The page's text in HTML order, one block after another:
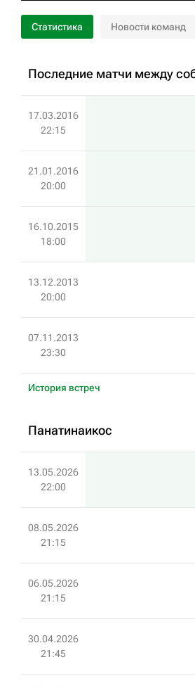
Статистика Новости команд
Последние матчи между
17.03.2016
22:15
21.01.2016
20:00
16.10.2015
18:00
13.12.2013
20:00
07.11.2013
23:30
История встреч
Панатинаикос
13.05.2026
22:00
08.05.2026
21:15
06.05.2026
21:15
30.04.2026
21:45